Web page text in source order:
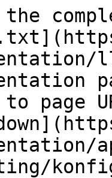
to page